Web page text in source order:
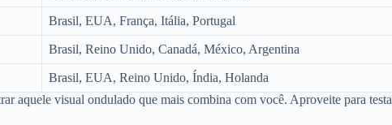
Brasil, EUA, França, Itália, Portugal
Brasil, Reino Unido, Canadá, México, Argentina
Brasil, EUA, Reino Unido, Índia, Holanda
aquele visual ondulado que mais combina com você. Aproveite para